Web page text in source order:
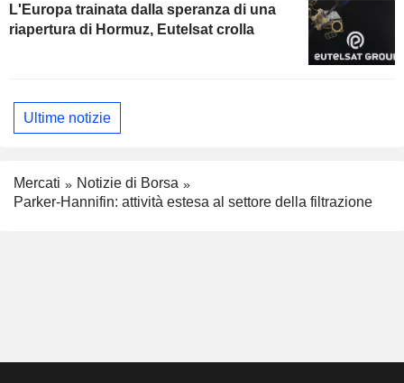
L'Europa trainata dalla speranza di una
riapertura di Hormuz, Eutelsat crolla
Ultime notizie
Mercati
Notizie di Borsa
Parker-Hannifin: attività estesa al settore della filtrazione